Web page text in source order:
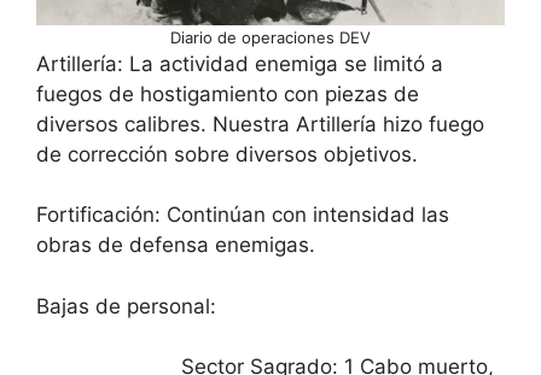
Diario de operaciones DEV
Artillería: La actividad enemiga se limitó a
fuegos de hostigamiento con piezas de
diversos calibres. Nuestra Artillería hizo fuego
de corrección sobre diversos objetivos.
Fortificación: Continúan con intensidad las
obras de defensa enemigas.
Bajas de personal:
Sector Sagrado: 1 Cabo muerto,